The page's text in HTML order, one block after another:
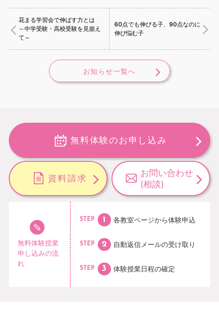
花まる学習会で伸ばす力とは
～中学受験・高校受験を見据え
て～
60点でも伸びる子、90点なのに
伸び悩む子
お知らせ一覧へ
無料体験のお申し込み
資料請求
お問い合わせ
(相談)
無料体験授業
申し込みの流
れ
STEP 各教室ページから体験申込
STEP 自動返信メールの受け取り
STEP 体験授業日程の確定